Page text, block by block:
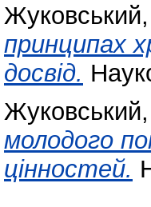
принципах
досвід.
молодого
цінностей.